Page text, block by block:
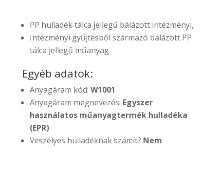
PP hulladék tálca jellegű bálázott intézményi,
Intézményi gyűjtésből származó bálázott PP
tálca jellegű műanyag
Egyéb adatok:
Anyagáram kód: W1001
Anyagáram megnevezés: Egyszer
használatos műanyagtermék hulladéka
(EPR)
Veszélyes hulladéknak számít? Nem